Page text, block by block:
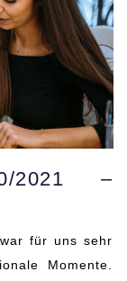
2021 –
für uns sehr
Momente.